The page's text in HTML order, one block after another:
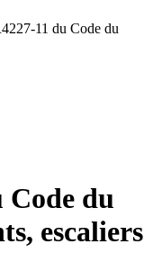
11 du Code du
Code du
escaliers